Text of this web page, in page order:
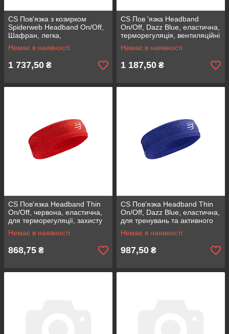
CS Пов'язка з козирком
Spiderweb Headband On/Off,
Шафран, легка,
вологопоглинаюча,
терморегуляція, еластична,
Немає в наявності
1 737,50 ₴
CS Пов 'язка Headband
On/Off, Dazz Blue, еластична,
терморегуляція, вентиляційні
отвори
Немає в наявності
1 187,50 ₴
CS Пов'язка Headband Thin
On/Off, червона, еластична,
для терморегуляції, захисту
від поту та швидкого
висихання
Немає в наявності
868,75 ₴
CS Пов'язка Headband Thin
On/Off, Dazz Blue, еластична,
для тренувань та активного
відпочинку, гідрофобна,
безшовна
Немає в наявності
987,50 ₴